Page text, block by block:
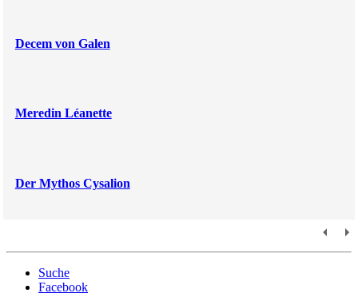
Decem von Galen
Meredin Léanette
Der Mythos Cysalion
Suche
Facebook